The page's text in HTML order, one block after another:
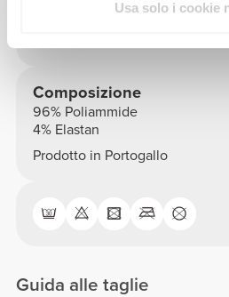
Usa solo i cookie
Composizione
96% Poliammide
4% Elastan
Prodotto in Portogallo
Guida alle taglie